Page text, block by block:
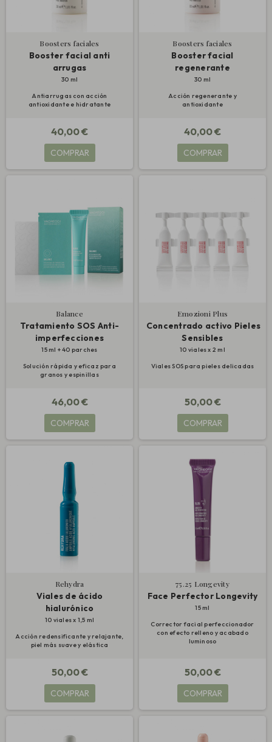
Boosters faciales
Booster facial anti
arrugas
30 ml
Antiarrugas con acción
antioxidante e hidratante
40,00 €
COMPRAR
Boosters faciales
Booster facial
regenerante
30 ml
Acción regenerante y
antioxidante
40,00 €
COMPRAR
Balance
Tratamiento SOS Anti-
imperfecciones
15 ml + 40 parches
Solución rápida y eficaz para
granos y espinillas
46,00 €
COMPRAR
Emozioni Plus
Concentrado activo Pieles
Sensibles
10 viales x 2 ml
Viales SOS para pieles delicadas
50,00 €
COMPRAR
Rehydra
Viales de ácido
hialurónico
10 viales x 1,5 ml
Acción redensificante y relajante,
piel más suave y elástica
50,00 €
COMPRAR
75.25 Longevity
Face Perfector Longevity
15 ml
Corrector facial perfeccionador
con efecto relleno y acabado
luminoso
50,00 €
COMPRAR